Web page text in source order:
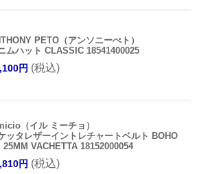
PETO（アンソニーぺト）
ムハット CLASSIC 18541400025
円 (税込)
（イル ミーチョ）
ッタレザーイントレチャートベルト BOHO
25MM VACHETTA 18152000054
円 (税込)